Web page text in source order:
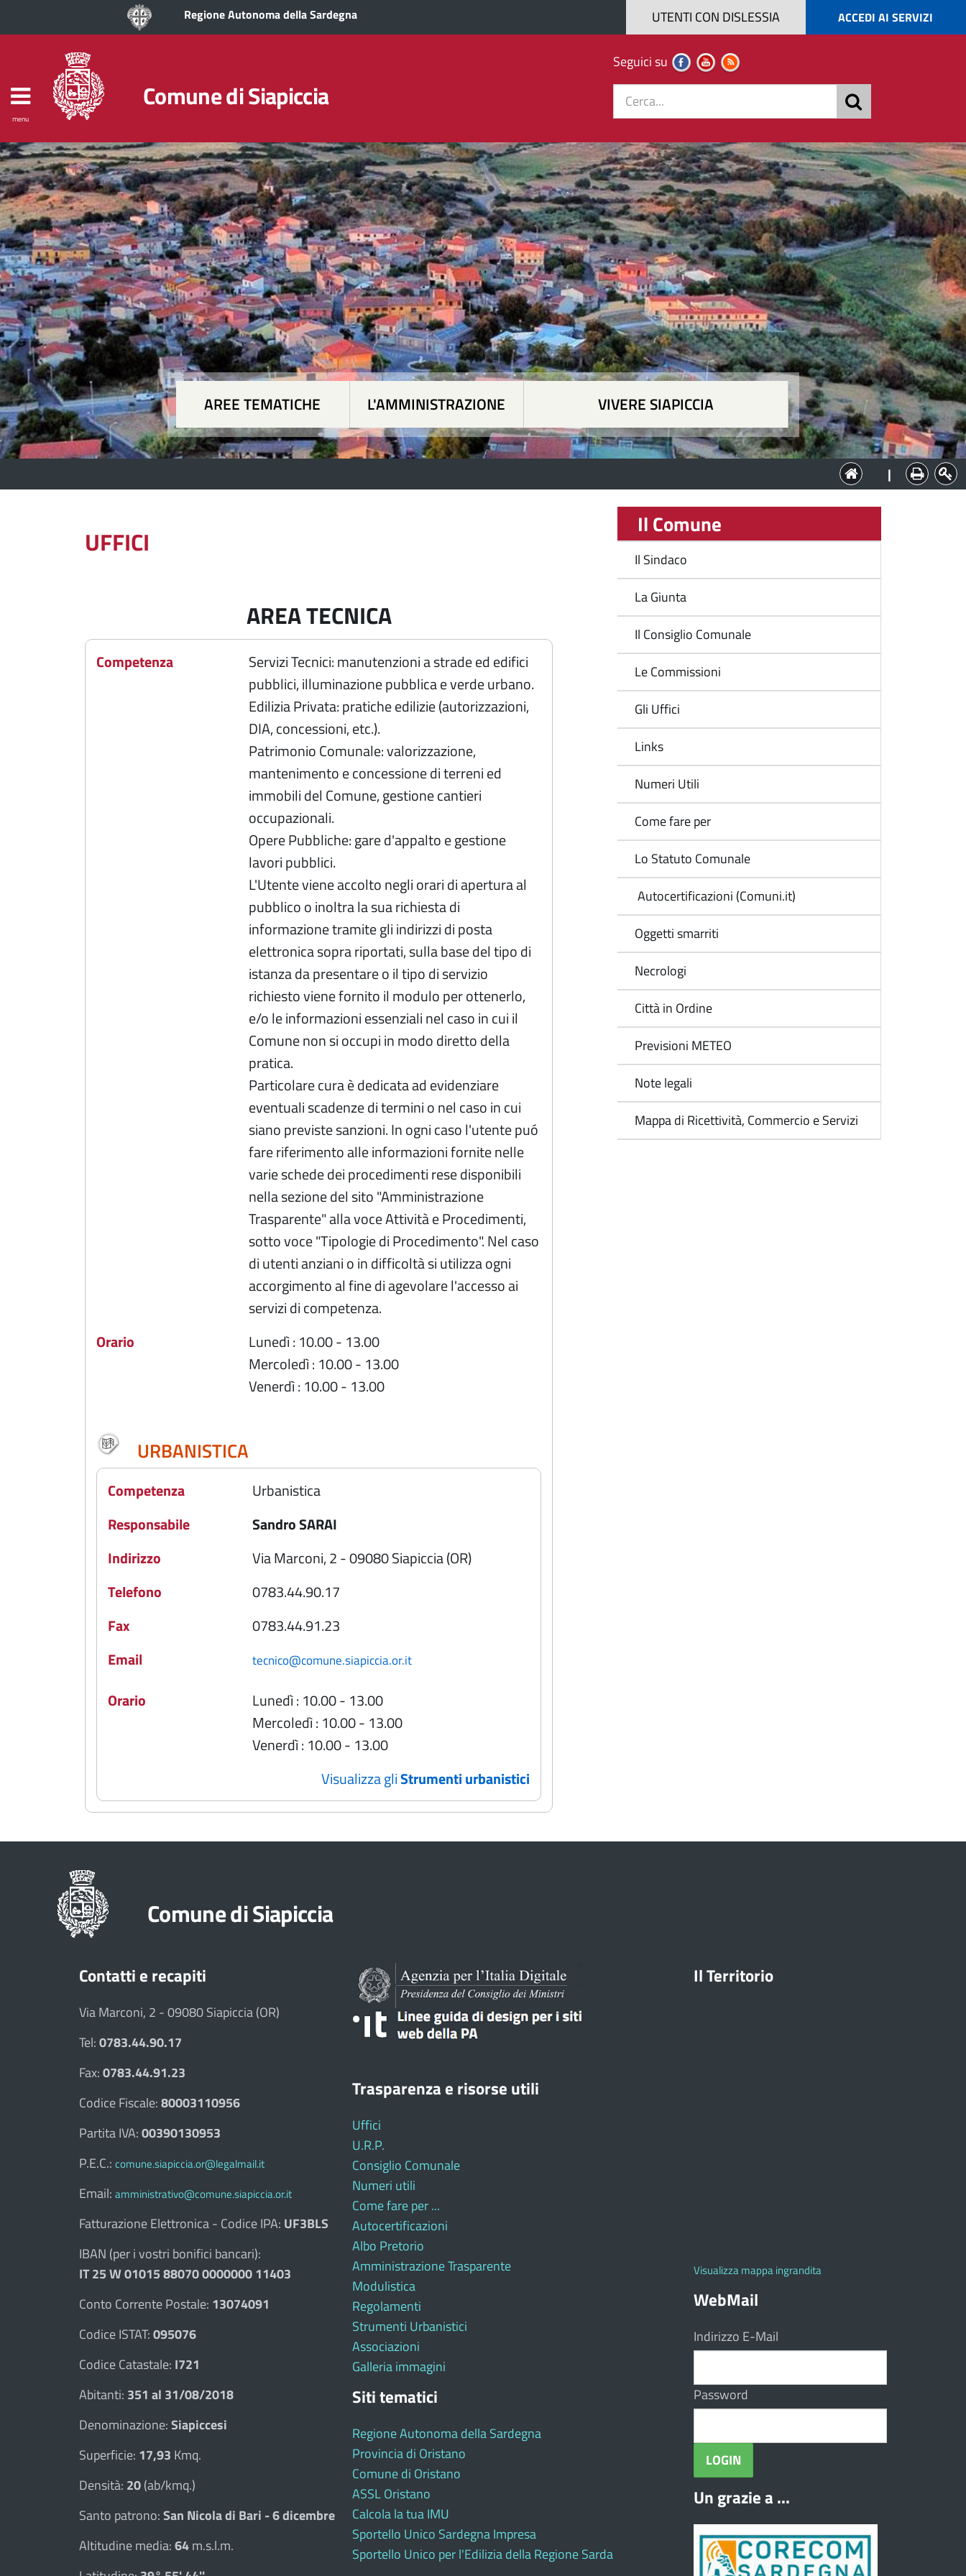
Regione Autonoma della Sardegna ACCEDI AI SERVIZI
UTENTI CON DISLESSIA
menu
Comune di Siapiccia
Seguici su
AREE TEMATICHE L'AMMINISTRAZIONE VIVERE SIAPICCIA
|
UFFICI
AREA TECNICA
Competenza
Servizi Tecnici: manutenzioni a strade ed edifici
pubblici, illuminazione pubblica e verde urbano.
Edilizia Privata: pratiche edilizie (autorizzazioni,
DIA, concessioni, etc.).
Patrimonio Comunale: valorizzazione,
mantenimento e concessione di terreni ed
immobili del Comune, gestione cantieri
occupazionali.
Opere Pubbliche: gare d'appalto e gestione
lavori pubblici.
L'Utente viene accolto negli orari di apertura al
pubblico o inoltra la sua richiesta di
informazione tramite gli indirizzi di posta
elettronica sopra riportati, sulla base del tipo di
istanza da presentare o il tipo di servizio
richiesto viene fornito il modulo per ottenerlo,
e/o le informazioni essenziali nel caso in cui il
Comune non si occupi in modo diretto della
pratica.
Particolare cura è dedicata ad evidenziare
eventuali scadenze di termini o nel caso in cui
siano previste sanzioni. In ogni caso l'utente puó
fare riferimento alle informazioni fornite nelle
varie schede dei procedimenti rese disponibili
nella sezione del sito "Amministrazione
Trasparente" alla voce Attività e Procedimenti,
sotto voce "Tipologie di Procedimento". Nel caso
di utenti anziani o in difficoltà si utilizza ogni
accorgimento al fine di agevolare l'accesso ai
servizi di competenza.
Orario
Lunedì : 10.00 - 13.00
Mercoledì : 10.00 - 13.00
Venerdì : 10.00 - 13.00
URBANISTICA
Competenza
Urbanistica
Responsabile
Sandro SARAI
Indirizzo
Via Marconi, 2 - 09080 Siapiccia (OR)
Telefono
0783.44.90.17
Fax
0783.44.91.23
Email
tecnico@comune.siapiccia.or.it
Orario
Lunedì : 10.00 - 13.00
Mercoledì : 10.00 - 13.00
Venerdì : 10.00 - 13.00
Visualizza gliStrumenti urbanistici
Il Comune
Il Sindaco
La Giunta
Il Consiglio Comunale
Le Commissioni
Gli Uffici
Links
Numeri Utili
Come fare per
Lo Statuto Comunale
Autocertificazioni (Comuni.it)
Oggetti smarriti
Necrologi
Città in Ordine
Previsioni METEO
Note legali
Mappa di Ricettività, Commercio e Servizi
Comune di Siapiccia
Contatti e recapiti
Via Marconi, 2 - 09080 Siapiccia (OR)
Tel:0783.44.90.17
Fax:0783.44.91.23
Codice Fiscale:80003110956
Partita IVA:00390130953
P.E.C.: comune.siapiccia.or@legalmail.it
Email: amministrativo@comune.siapiccia.or.it
Fatturazione Elettronica - Codice IPA: UF3BLS
IBAN (per i vostri bonifici bancari):
IT 25 W 01015 88070 0000000 11403
Conto Corrente Postale: 13074091
Codice ISTAT:095076
Codice Catastale: I721
Abitanti: 351 al 31/08/2018
Denominazione:Siapiccesi
Superficie: 17,93 Kmq.
Densità: 20(ab/kmq.)
Santo patrono:San Nicola di Bari - 6 dicembre
Altitudine media:64m.s.l.m.
Trasparenza e risorse utili
Uffici
U.R.P.
Consiglio Comunale
Numeri utili
Come fare per ...
Autocertificazioni
Albo Pretorio
Amministrazione Trasparente
Modulistica
Regolamenti
Strumenti Urbanistici
Associazioni
Galleria immagini
Siti tematici
Regione Autonoma della Sardegna
Provincia di Oristano
Comune di Oristano
ASSL Oristano
Calcola la tua IMU
Sportello Unico Sardegna Impresa
Sportello Unico per l'Edilizia della Regione Sarda
Il Territorio
Visualizza mappa ingrandita
WebMail
Indirizzo E-Mail
Password
Un grazie a ...